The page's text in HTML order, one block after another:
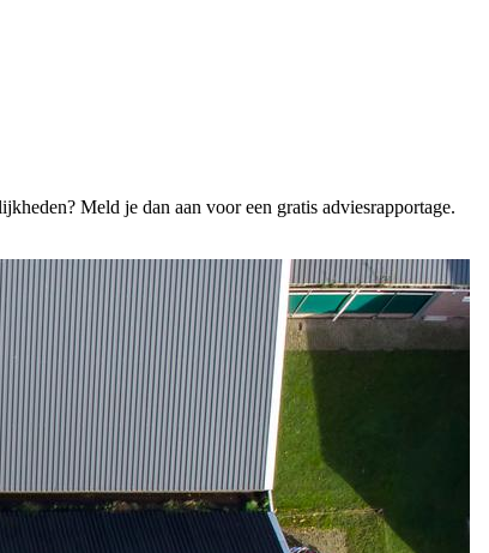
Meld je dan aan voor een gratis adviesrapportage.